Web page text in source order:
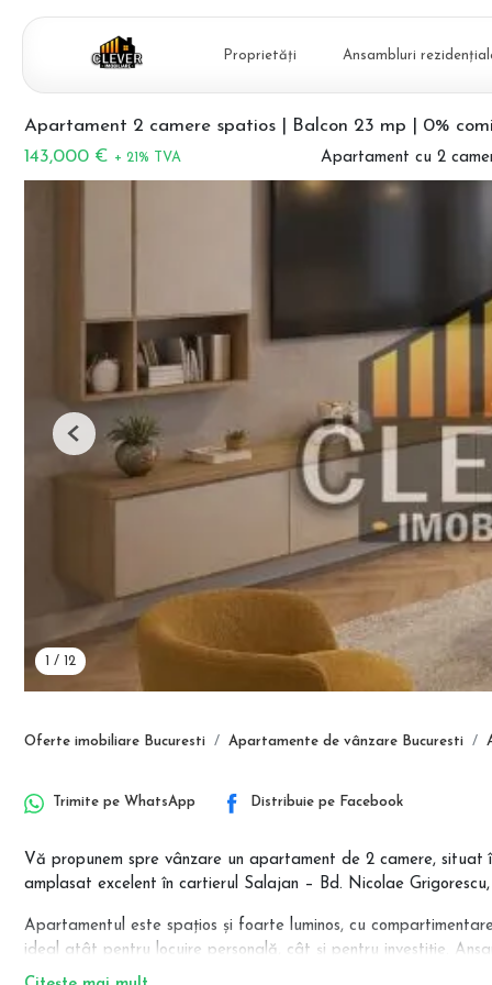
Proprietăți Ansambluri
Apartament 2 camere spatios | Balcon 23 mp | 0%
143,000 € + 21% TVA Apartament cu 2
/ 12
Previous
Oferte imobiliare Bucuresti Apartamente de vânzare Bucuresti
Trimite pe WhatsApp Distribuie pe Facebook
Vă propunem spre vânzare un apartament de 2 camere, situat
amplasat excelent în cartierul Salajan – Bd. Nicolae
Apartamentul este spațios și foarte luminos, cu
ideal atât pentru locuire personală, cât și pentru investiție.
și o construcție solidă, orientată către confort pe termen lung.